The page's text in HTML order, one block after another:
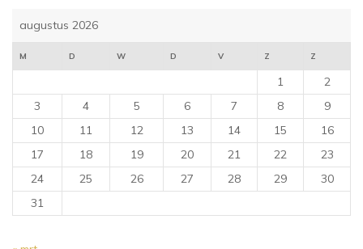
augustus 2026
M D W D V Z Z
1
2
3
4 5 6 7 8
9
10
11 12 13 14 15
16
17
18 19 20 21 22
23
24
25 26 27 28 29
30
31